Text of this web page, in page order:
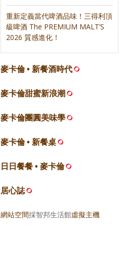
重新定義當代啤酒品味！三得利頂
級啤酒 The PREMIUM MALT’S
2026 質感進化！
麥卡倫 • 新餐酒時代
麥卡倫甜蜜新浪潮
麥卡倫團圓美味學
麥卡倫 • 新餐桌
日日餐餐 • 麥卡倫
居心誌
網站空間採智邦生活館虛擬主機